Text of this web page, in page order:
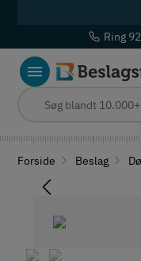
Ring
Forside Beslag